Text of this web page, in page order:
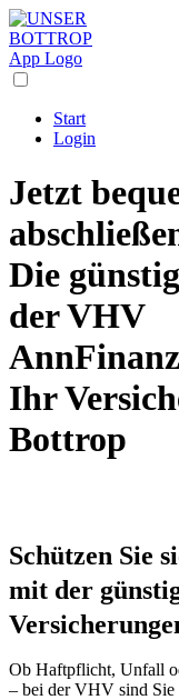
Start
Login
Jetzt
Die
der VHV
AnnFinanz
Ihr
Bottrop
Schützen Sie
mit der
Ob Haftpflicht, Unfall
– bei der VHV sind Sie